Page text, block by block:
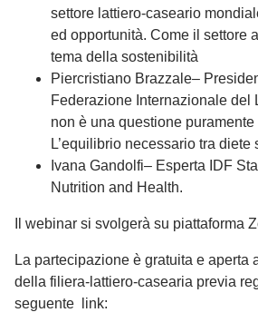
settore lattiero-caseario
ed opportunità. Come il settore
tema della sostenibilità
Piercristiano Brazzale–
Federazione Internazionale del
non è una questione
L’equilibrio necessario tra
Ivana Gandolfi– Esperta IDF
Nutrition and Health.
Il webinar si svolgerà su piattaforma
La partecipazione è gratuita e aperta
della filiera-lattiero-casearia previa
seguente link: